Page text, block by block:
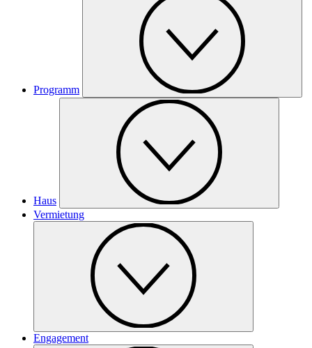
Programm
Haus
Vermietung
Engagement